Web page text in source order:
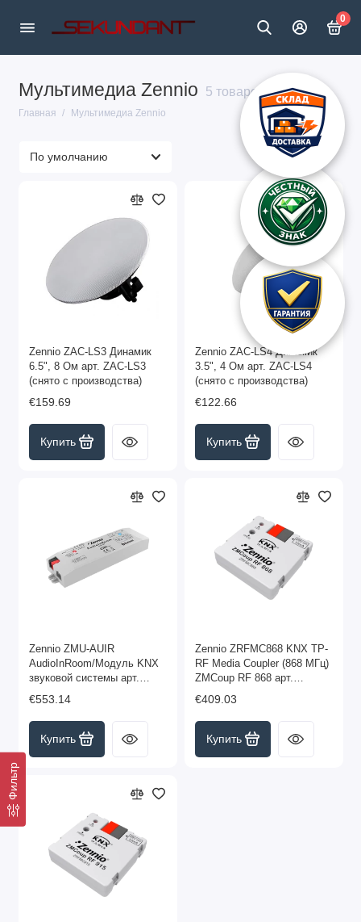
0
Мультимедиа Zennio 5 товаров
Главная Мультимедиа Zennio
Фильтр
Zennio ZAC-LS3 Динамик
6.5", 8 Ом арт. ZAC-LS3
(снято с производства)
€159.69
Купить
Zennio ZAC-LS4 Динамик
3.5", 4 Ом арт. ZAC-LS4
(снято с производства)
€122.66
Купить
Zennio ZMU-AUIR
AudioInRoom/Модуль KNX
звуковой системы арт.
ZMU-AUIR
€553.14
Купить
Zennio ZRFMC868 KNX TP-
RF Media Coupler (868 МГц)
ZMCoup RF 868 арт.
ZRFMC868
€409.03
Купить